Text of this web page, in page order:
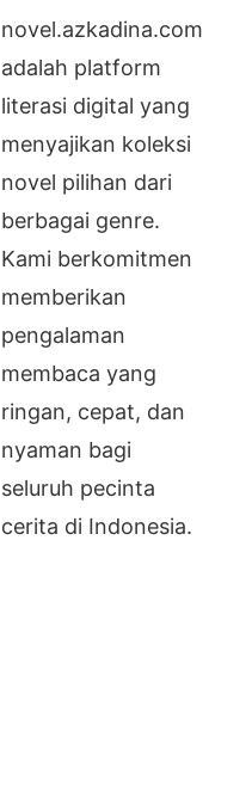
novel.azkadina.com
adalah platform
literasi digital yang
menyajikan koleksi
novel pilihan dari
berbagai genre.
Kami berkomitmen
memberikan
pengalaman
membaca yang
ringan, cepat, dan
nyaman bagi
seluruh pecinta
cerita di Indonesia.